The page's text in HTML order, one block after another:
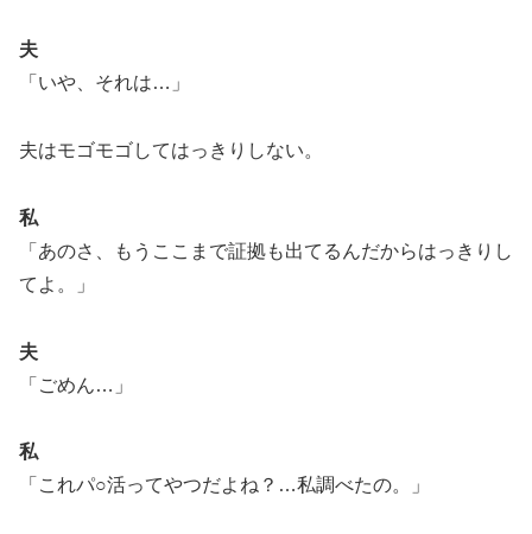
夫
「いや、それは…」
夫はモゴモゴしてはっきりしない。
私
「あのさ、もうここまで証拠も出てるんだからはっきりし
てよ。」
夫
「ごめん…」
私
「これパ○活ってやつだよね？…私調べたの。」